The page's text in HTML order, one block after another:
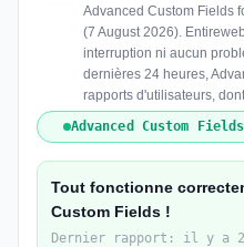
Advanced Custom Fields
(7 August 2026).
interruption ni aucun
dernières 24 heures,
rapports d'utilisateurs,
Advanced Custom
Tout fonctionne
Custom Fields !
Dernier rapport: il y a